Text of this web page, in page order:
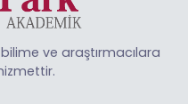
bilime ve araştırmacılara